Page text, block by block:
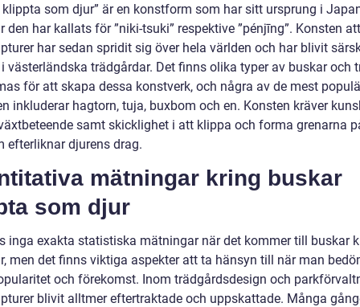
klippta som djur” är en konstform som har sitt ursprung i
den har kallats för ”niki-tsuki” respektive ”pénjīng”. Konsten
har sedan spridit sig över hela världen och har blivit
västerländska trädgårdar. Det finns olika typer av buskar och
för att skapa dessa konstverk, och några av de mest
inkluderar hagtorn, tuja, buxbom och en. Konsten kräver
samt skicklighet i att klippa och forma grenarna
efterliknar djurens drag.
mätningar kring buskar
som djur
inga exakta statistiska mätningar när det kommer till buskar
men det finns viktiga aspekter att ta hänsyn till när man
och förekomst. Inom trädgårdsdesign och
blivit alltmer eftertraktade och uppskattade. Många